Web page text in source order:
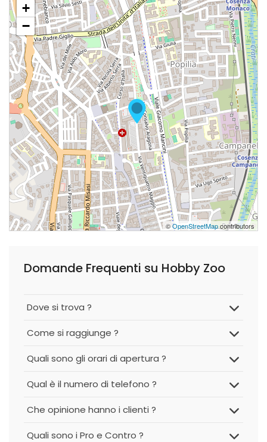
+
−
©OpenStreetMapcontributors
Domande Frequenti su Hobby Zoo
Dove si trova ?
Come si raggiunge ?
Quali sono gli orari di apertura ?
Qual è il numero di telefono ?
Che opinione hanno i clienti ?
Quali sono i Pro e Contro ?